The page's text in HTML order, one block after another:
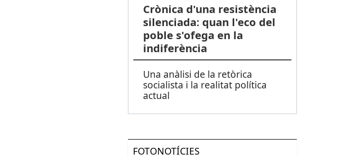
Crònica d'una resistència
silenciada: quan l'eco del
poble s'ofega en la
indiferència
Una anàlisi de la retòrica
socialista i la realitat política
actual
FOTONOTÍCIES